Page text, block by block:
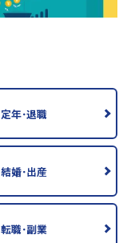
定年･退職
結婚･出産
転職･副業